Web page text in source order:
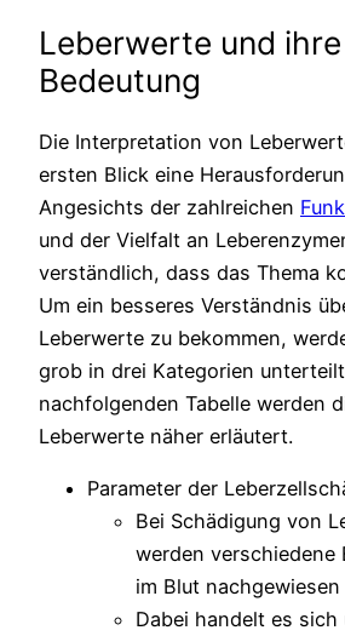
Leberwerte und ihre
Bedeutung
Die Interpretation von
ersten Blick eine
Angesichts der zahlreichen
und der Vielfalt an
verständlich, dass das Thema
Um ein besseres Verständnis
Leberwerte zu bekommen,
grob in drei Kategorien
nachfolgenden Tabelle werden
Leberwerte näher erläutert.
Parameter der
Bei Schädigung von
werden verschiedene
im Blut
Dabei handelt es sich